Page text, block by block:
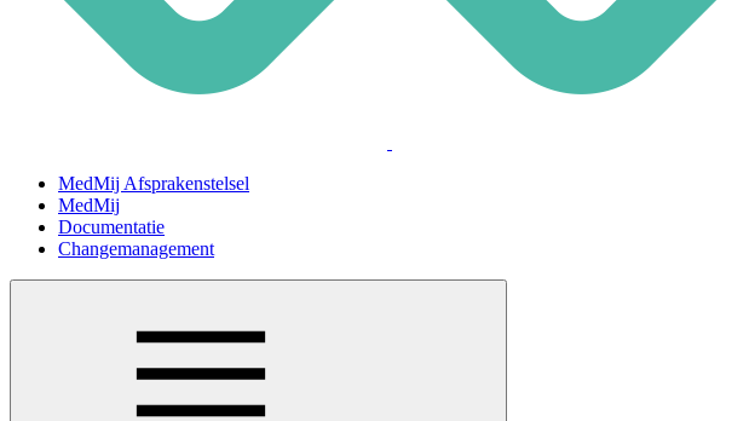
MedMij Afsprakenstelsel
MedMij
Documentatie
Changemanagement